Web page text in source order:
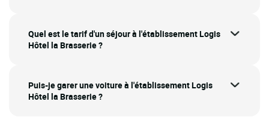
Quel est le tarif d'un séjour à l'établissement Logis
Hôtel la Brasserie ?
Puis-je garer une voiture à l'établissement Logis
Hôtel la Brasserie ?